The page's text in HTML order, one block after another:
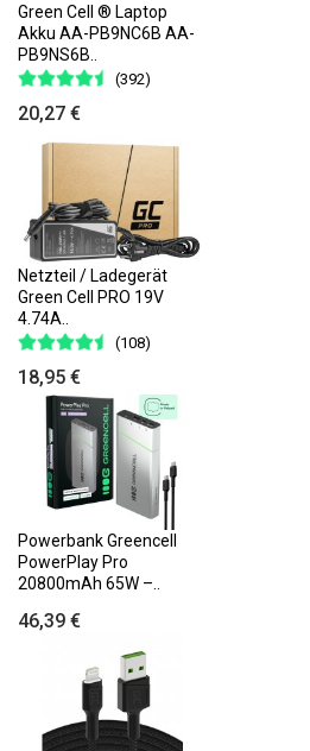
Green Cell ® Laptop
Akku AA-PB9NC6B AA-
PB9NS6B..
(392)
20,27 €
Netzteil / Ladegerät
Green Cell PRO 19V
4.74A..
(108)
18,95 €
Powerbank Greencell
PowerPlay Pro
20800mAh 65W –..
46,39 €